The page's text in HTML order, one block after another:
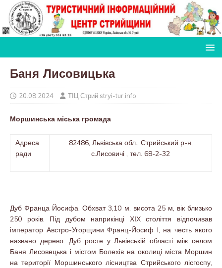
Баня Лисовицька
20.08.2024 ТІЦ Стрий stryi-tur.info
Моршинська міська громада
Адреса
ради
82486, Львівська обл., Стрийський р-н,
с.Лисовичі , тел. 68-2-32
Дуб Франца Йосифа. Обхват 3,10 м, висота 25 м, вік близько
250 років. Під дубом наприкінці ХІХ століття відпочивав
імператор Австро-Угорщини Франц-Йосиф I, на честь якого
названо дерево. Дуб росте у Львівській області між селом
Баня Лисовецька і містом Болехів на околиці міста Моршин
на території Моршинського лісництва Стрийського лісгоспу,